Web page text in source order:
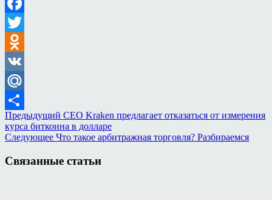
Facebook
Twitter
Odnoklassniki
VK
Mail.Ru
Отправить
Предыдущий CEO Kraken предлагает отказаться от измерения
курса биткоина в долларе
Следующее Что такое арбитражная торговля? Разбираемся
Связанные статьи